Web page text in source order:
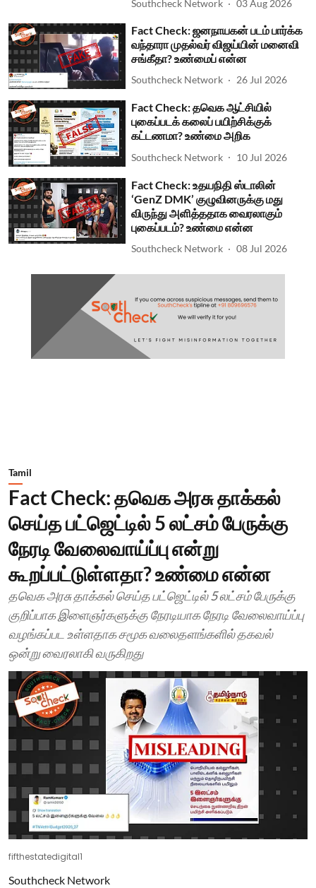
Southcheck Network 03 Aug 2026
Fact Check: ஜனநாயகன் படம் பார்க்க
வந்தாரா முதல்வர் விஜய்யின் மனைவி
சங்கீதா? உண்மைப் என்ன
Southcheck Network 26 Jul 2026
Fact Check: தவெக ஆட்சியில்
புகைப்படக் கலைப் பயிற்சிக்குக்
கட்டணமா? உண்மை அறிக
Southcheck Network 10 Jul 2026
Fact Check: உதயநிதி ஸ்டாலின்
‘GenZ DMK’ குழுவினருக்கு மது
விருந்து அளித்ததாக வைரலாகும்
புகைப்படம்? உண்மை என்ன
Southcheck Network 08 Jul 2026
Tamil
Fact Check: தவெக அரசு தாக்கல்
செய்த பட்ஜெட்டில் 5 லட்சம் பேருக்கு
நேரடி வேலைவாய்ப்பு என்று
கூறப்பட்டுள்ளதா? உண்மை என்ன
தவெக அரசு தாக்கல் செய்த பட்ஜெட்டில் 5 லட்சம் பேருக்கு
குறிப்பாக இளைஞர்களுக்கு நேரடியாக நேரடி வேலைவாய்ப்பு
வழங்கப்பட உள்ளதாக சமூக வலைதளங்களில் தகவல்
ஒன்று வைரலாகி வருகிறது
fifthestatedigital1
Southcheck Network